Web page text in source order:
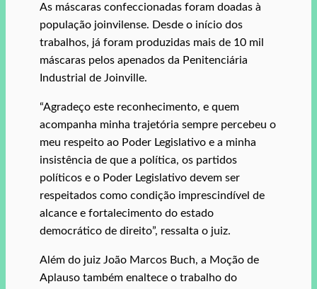
As máscaras confeccionadas foram doadas à
população joinvilense. Desde o início dos
trabalhos, já foram produzidas mais de 10 mil
máscaras pelos apenados da Penitenciária
Industrial de Joinville.
“Agradeço este reconhecimento, e quem
acompanha minha trajetória sempre percebeu o
meu respeito ao Poder Legislativo e a minha
insistência de que a política, os partidos
políticos e o Poder Legislativo devem ser
respeitados como condição imprescindível de
alcance e fortalecimento do estado
democrático de direito”, ressalta o juiz.
Além do juiz João Marcos Buch, a Moção de
Aplauso também enaltece o trabalho do